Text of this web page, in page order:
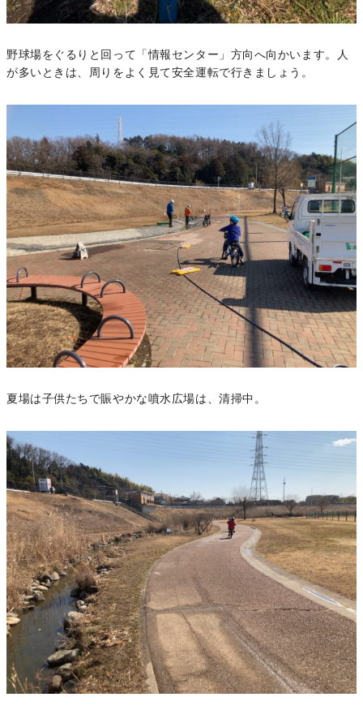
野球場をぐるりと回って「情報センター」方向へ向かいます。人
が多いときは、周りをよく見て安全運転で行きましょう。
夏場は子供たちで賑やかな噴水広場は、清掃中。